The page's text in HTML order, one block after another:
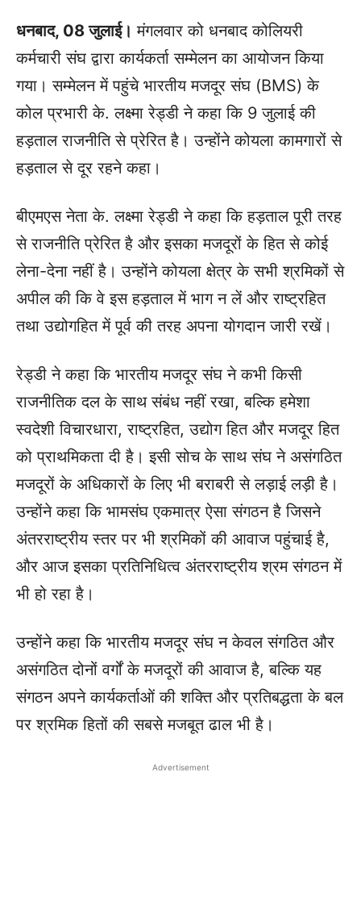
धनबाद, 08 जुलाई। मंगलवार को धनबाद कोलियरी
कर्मचारी संघ द्वारा कार्यकर्ता सम्मेलन का आयोजन किया
गया। सम्मेलन में पहुंचे भारतीय मजदूर संघ (BMS) के
कोल प्रभारी के. लक्ष्मा रेड्डी ने कहा कि 9 जुलाई की
हड़ताल राजनीति से प्रेरित है। उन्होंने कोयला कामगारों से
हड़ताल से दूर रहने कहा।
बीएमएस नेता के. लक्ष्मा रेड्डी ने कहा कि हड़ताल पूरी तरह
से राजनीति प्रेरित है और इसका मजदूरों के हित से कोई
लेना-देना नहीं है। उन्होंने कोयला क्षेत्र के सभी श्रमिकों से
अपील की कि वे इस हड़ताल में भाग न लें और राष्ट्रहित
तथा उद्योगहित में पूर्व की तरह अपना योगदान जारी रखें।
रेड्डी ने कहा कि भारतीय मजदूर संघ ने कभी किसी
राजनीतिक दल के साथ संबंध नहीं रखा, बल्कि हमेशा
स्वदेशी विचारधारा, राष्ट्रहित, उद्योग हित और मजदूर हित
को प्राथमिकता दी है। इसी सोच के साथ संघ ने असंगठित
मजदूरों के अधिकारों के लिए भी बराबरी से लड़ाई लड़ी है।
उन्होंने कहा कि भामसंघ एकमात्र ऐसा संगठन है जिसने
अंतरराष्ट्रीय स्तर पर भी श्रमिकों की आवाज पहुंचाई है,
और आज इसका प्रतिनिधित्व अंतरराष्ट्रीय श्रम संगठन में
भी हो रहा है।
उन्होंने कहा कि भारतीय मजदूर संघ न केवल संगठित और
असंगठित दोनों वर्गों के मजदूरों की आवाज है, बल्कि यह
संगठन अपने कार्यकर्ताओं की शक्ति और प्रतिबद्धता के बल
पर श्रमिक हितों की सबसे मजबूत ढाल भी है।
Advertisement